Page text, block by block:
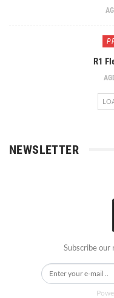
R1
NEWSLETTER
Subscribe